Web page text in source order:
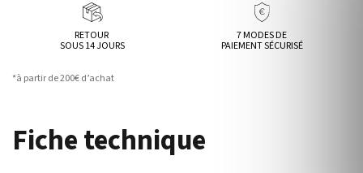
RETOUR
SOUS 14 JOURS
7 MODES DE
PAIEMENT SÉCURISÉ
*à partir de 200€ d’achat
Fiche technique